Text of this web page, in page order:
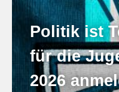
Politik ist
für die
2026